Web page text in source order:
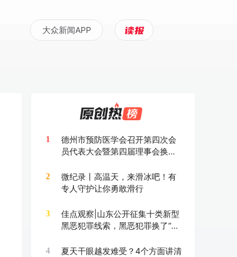
大众新闻APP
1
德州市预防医学会召开第四次会
员代表大会暨第四届理事会换届
2
微纪录丨高温天，来滑冰吧！有
专人守护让你勇敢滑行
3
佳点观察|山东公开征集十类新型
黑恶犯罪线索，黑恶犯罪换了“马
4
夏天干眼越发难受？4个方面讲清